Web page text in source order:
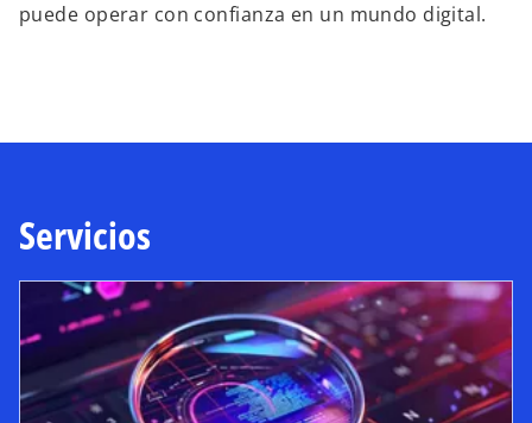
puede operar con confianza en un mundo digital.
Servicios